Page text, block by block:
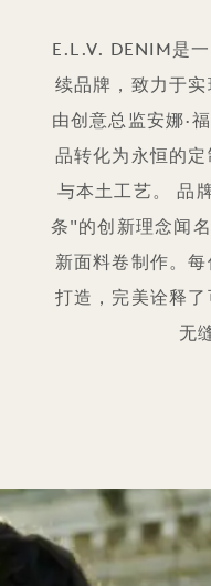
E.L.V. DENIM是
续品牌，致力于
由创意总监安娜·
品转化为永恒的
与本土工艺。 品
条"的创新理念闻
新面料卷制作。
打造，完美诠释
无